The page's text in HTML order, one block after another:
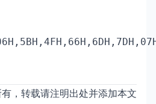
，转载请注明出处并添加本文